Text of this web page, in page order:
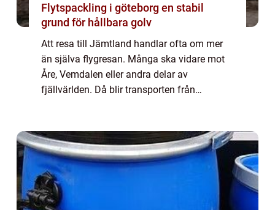
Flytspackling i göteborg en stabil
grund för hållbara golv
Att resa till Jämtland handlar ofta om mer
än själva flygresan. Många ska vidare mot
Åre, Vemdalen eller andra delar av
fjällvärlden. Då blir transporten från
bekväm...